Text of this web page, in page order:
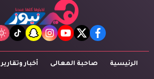
facebook
twitter
youtube
instagram
snapchat
الرئيسية صاحبة المعالى أخبار وتقارير